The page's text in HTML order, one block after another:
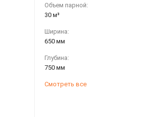
Объем парной:
30 м³
Ширина:
650 мм
Глубина:
750 мм
Смотреть все